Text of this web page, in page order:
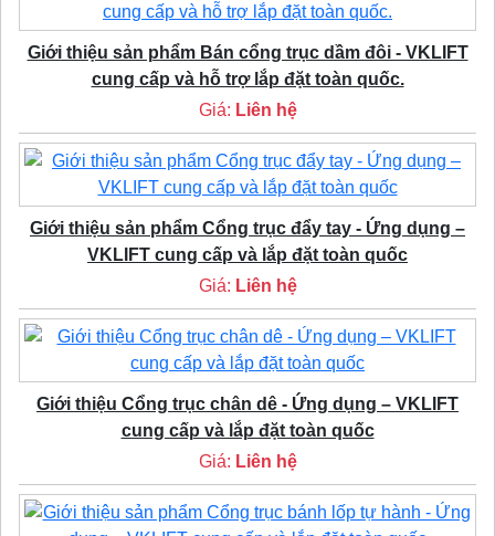
Giới thiệu sản phẩm Bán cổng trục dầm đôi - VKLIFT
cung cấp và hỗ trợ lắp đặt toàn quốc.
Giá: Liên hệ
Giới thiệu sản phẩm Cổng trục đẩy tay - Ứng dụng –
VKLIFT cung cấp và lắp đặt toàn quốc
Giá: Liên hệ
Giới thiệu Cổng trục chân dê - Ứng dụng – VKLIFT
cung cấp và lắp đặt toàn quốc
Giá: Liên hệ